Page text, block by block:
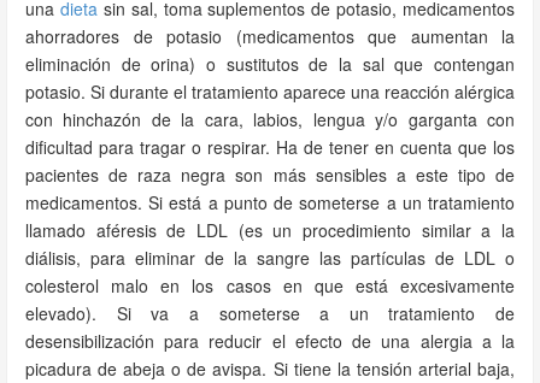
una dietasin sal, toma suplementos de potasio, medicamentos
ahorradores de potasio (medicamentos que aumentan la
eliminación de orina) o sustitutos de la sal que contengan
potasio. Si durante el tratamiento aparece una reacción alérgica
con hinchazón de la cara, labios, lengua y/o garganta con
dificultad para tragar o respirar. Ha de tener en cuenta que los
pacientes de raza negra son más sensibles a este tipo de
medicamentos. Si está a punto de someterse a un tratamiento
llamado aféresis de LDL (es un procedimiento similar a la
diálisis, para eliminar de la sangre las partículas de LDL o
colesterol malo en los casos en que está excesivamente
elevado). Si va a someterse a un tratamiento de
desensibilización para reducir el efecto de una alergia a la
picadura de abeja o de avispa. Si tiene la tensión arterial baja,